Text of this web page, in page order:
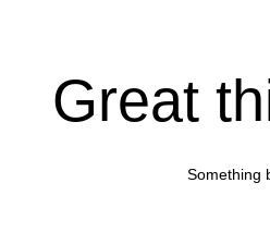
Great
Something